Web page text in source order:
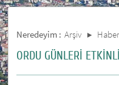
Neredeyim : Arşiv
ORDU GÜNLERİ